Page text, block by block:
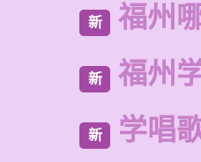
新 福州
新 福州
新 学唱